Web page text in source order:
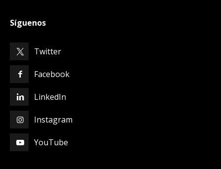
Síguenos
Twitter
Facebook
LinkedIn
Instagram
YouTube